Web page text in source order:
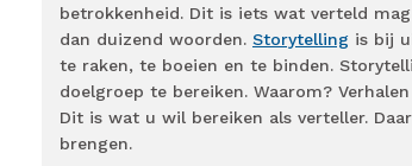
betrokkenheid. Dit is iets wat verteld
dan duizend woorden. Storytelling is bij
te raken, te boeien en te binden.
doelgroep te bereiken. Waarom?
Dit is wat u wil bereiken als verteller.
brengen.